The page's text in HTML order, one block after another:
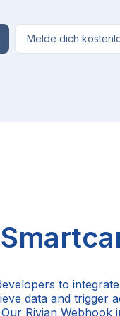
Melde dich
to
data and trigger
Rivian Webhook